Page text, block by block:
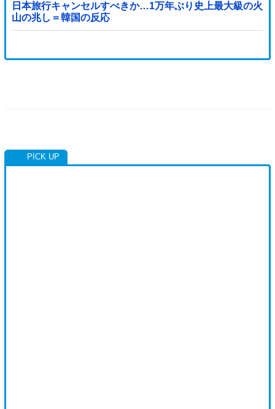
日本旅行キャンセルすべきか…1万年ぶり史上最大級の火
山の兆し＝韓国の反応